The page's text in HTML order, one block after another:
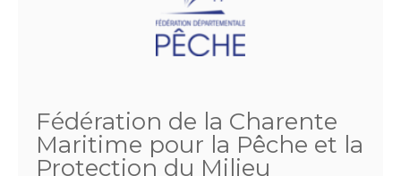
Fédération de la Charente
Maritime pour la Pêche et la
Protection du Milieu